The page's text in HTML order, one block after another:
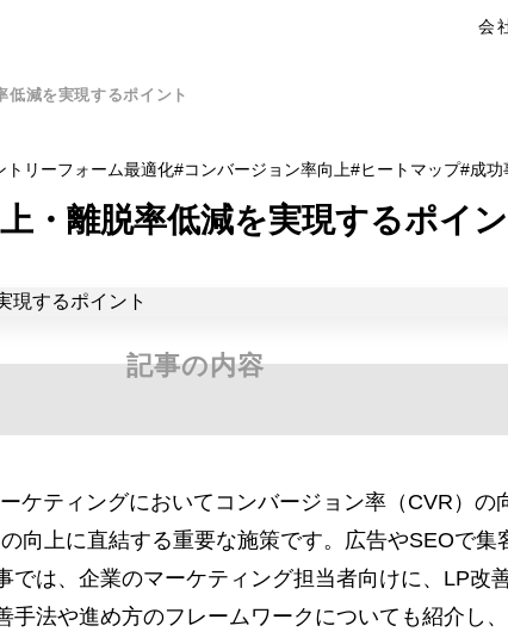
会
低減を実現するポイント
トリーフォーム最適化 コンバージョン率向上 ヒートマップ 成功
・離脱率低減を実現するポイ
記事の内容
ケティングにおいてコンバージョン率（CVR）の
向上に直結する重要な施策です。広告やSEOで
では、企業のマーケティング担当者向けに、LP改
手法や進め方のフレームワークについても紹介し